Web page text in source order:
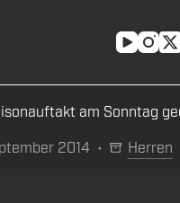
am Sonntag
2014
Herren